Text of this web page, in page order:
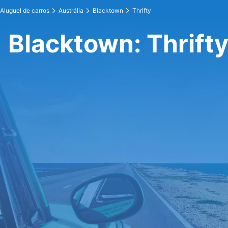
Aluguel de carros Austrália Blacktown Thrifty
Blacktown: Thrifty